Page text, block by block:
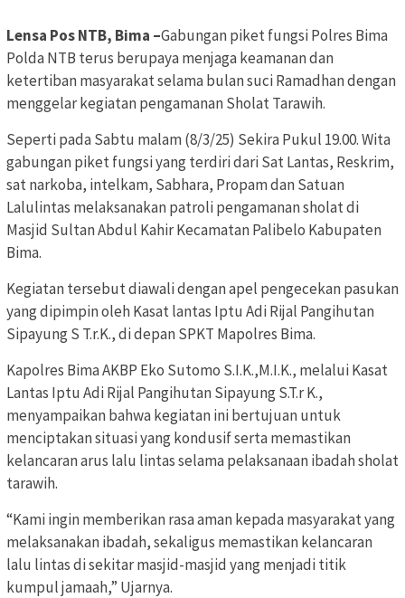
Lensa Pos NTB, Bima –Gabungan piket fungsi Polres Bima
Polda NTB terus berupaya menjaga keamanan dan
ketertiban masyarakat selama bulan suci Ramadhan dengan
menggelar kegiatan pengamanan Sholat Tarawih.
Seperti pada Sabtu malam (8/3/25) Sekira Pukul 19.00. Wita
gabungan piket fungsi yang terdiri dari Sat Lantas, Reskrim,
sat narkoba, intelkam, Sabhara, Propam dan Satuan
Lalulintas melaksanakan patroli pengamanan sholat di
Masjid Sultan Abdul Kahir Kecamatan Palibelo Kabupaten
Bima.
Kegiatan tersebut diawali dengan apel pengecekan pasukan
yang dipimpin oleh Kasat lantas Iptu Adi Rijal Pangihutan
Sipayung S T.r.K., di depan SPKT Mapolres Bima.
Kapolres Bima AKBP Eko Sutomo S.I.K.,M.I.K., melalui Kasat
Lantas Iptu Adi Rijal Pangihutan Sipayung S.T.r K.,
menyampaikan bahwa kegiatan ini bertujuan untuk
menciptakan situasi yang kondusif serta memastikan
kelancaran arus lalu lintas selama pelaksanaan ibadah sholat
tarawih.
“Kami ingin memberikan rasa aman kepada masyarakat yang
melaksanakan ibadah, sekaligus memastikan kelancaran
lalu lintas di sekitar masjid-masjid yang menjadi titik
kumpul jamaah,” Ujarnya.